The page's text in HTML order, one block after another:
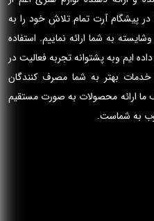
پیشگام آرت تمام تلاش خود را به
به شما ارائه نماییم. استفاده
ایم وبه پشتوانه تجربه فعالیت در
خدمات بهتر به شما مصرف کنندگان
ما ارائه محصولات به صورت مستقیم
به شماست.